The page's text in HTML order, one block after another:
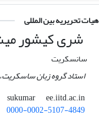
هیات تحریریه بین المللی
شری کیشور
سانسکریت
استاد گروه زبان
sukumar
ee.iitd.ac.in
0000-0002-5107-4849